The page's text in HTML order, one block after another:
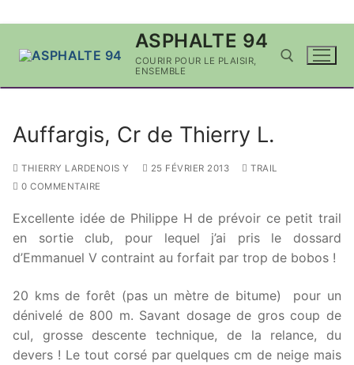
ASPHALTE 94
COURIR POUR LE PLAISIR,
ENSEMBLE
Auffargis, Cr de Thierry L.
THIERRY LARDENOIS Y 25 FÉVRIER 2013
TRAIL
0 COMMENTAIRE
Excellente idée de Philippe H de prévoir ce petit trail
en sortie club, pour lequel j’ai pris le dossard
d’Emmanuel V contraint au forfait par trop de bobos !
20 kms de forêt (pas un mètre de bitume) pour un
dénivelé de 800 m. Savant dosage de gros coup de
cul, grosse descente technique, de la relance, du
devers ! Le tout corsé par quelques cm de neige mais